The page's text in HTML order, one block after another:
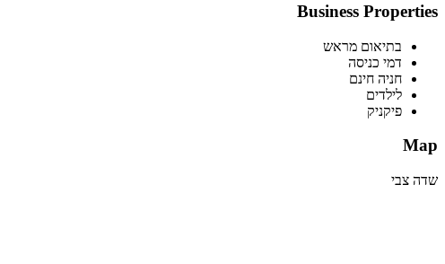
Business Properties
בתיאום מראש
דמי כניסה
חניה חינם
לילדים
פיקניק
Map
שדה צבי